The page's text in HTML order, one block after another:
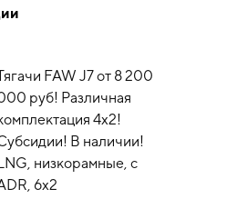
FAW J7 от 8 200
руб! Различная
4х2!
В наличии!
низкорамные, с
6x2